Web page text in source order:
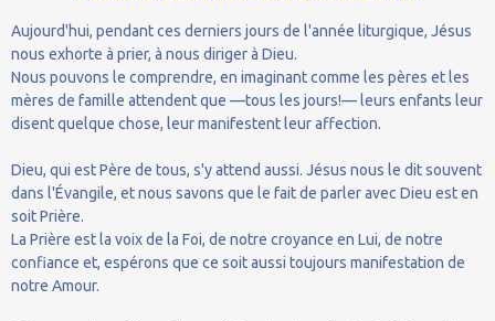
Aujourd'hui, pendant ces derniers jours de l'année liturgique, Jésus
nous exhorte à prier, à nous diriger à Dieu.
Nous pouvons le comprendre, en imaginant comme les pères et les
mères de famille attendent que —tous les jours!— leurs enfants leur
disent quelque chose, leur manifestent leur affection.
Dieu, qui est Père de tous, s'y attend aussi. Jésus nous le dit souvent
dans l'Évangile, et nous savons que le fait de parler avec Dieu est en
soit Prière.
La Prière est la voix de la Foi, de notre croyance en Lui, de notre
confiance et, espérons que ce soit aussi toujours manifestation de
notre Amour.